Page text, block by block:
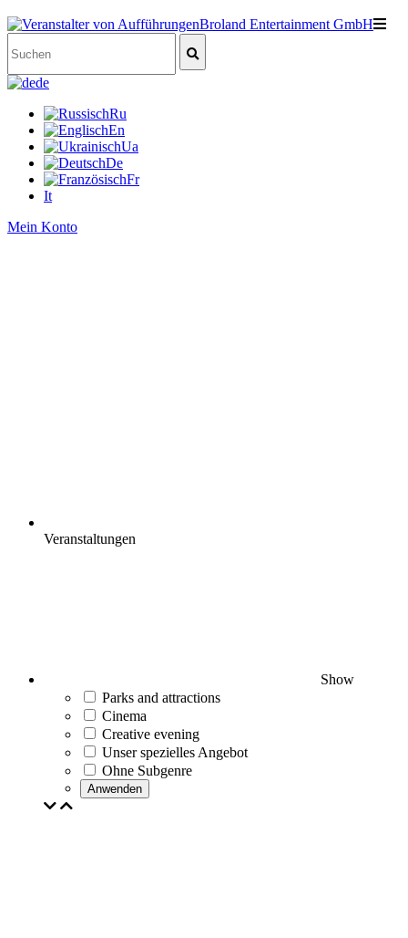
de
Ru
En
Ua
De
Fr
It
Mein Konto
Veranstaltungen
Show
Parks and attractions
Cinema
Creative evening
Unser spezielles Angebot
Ohne Subgenre
Anwenden